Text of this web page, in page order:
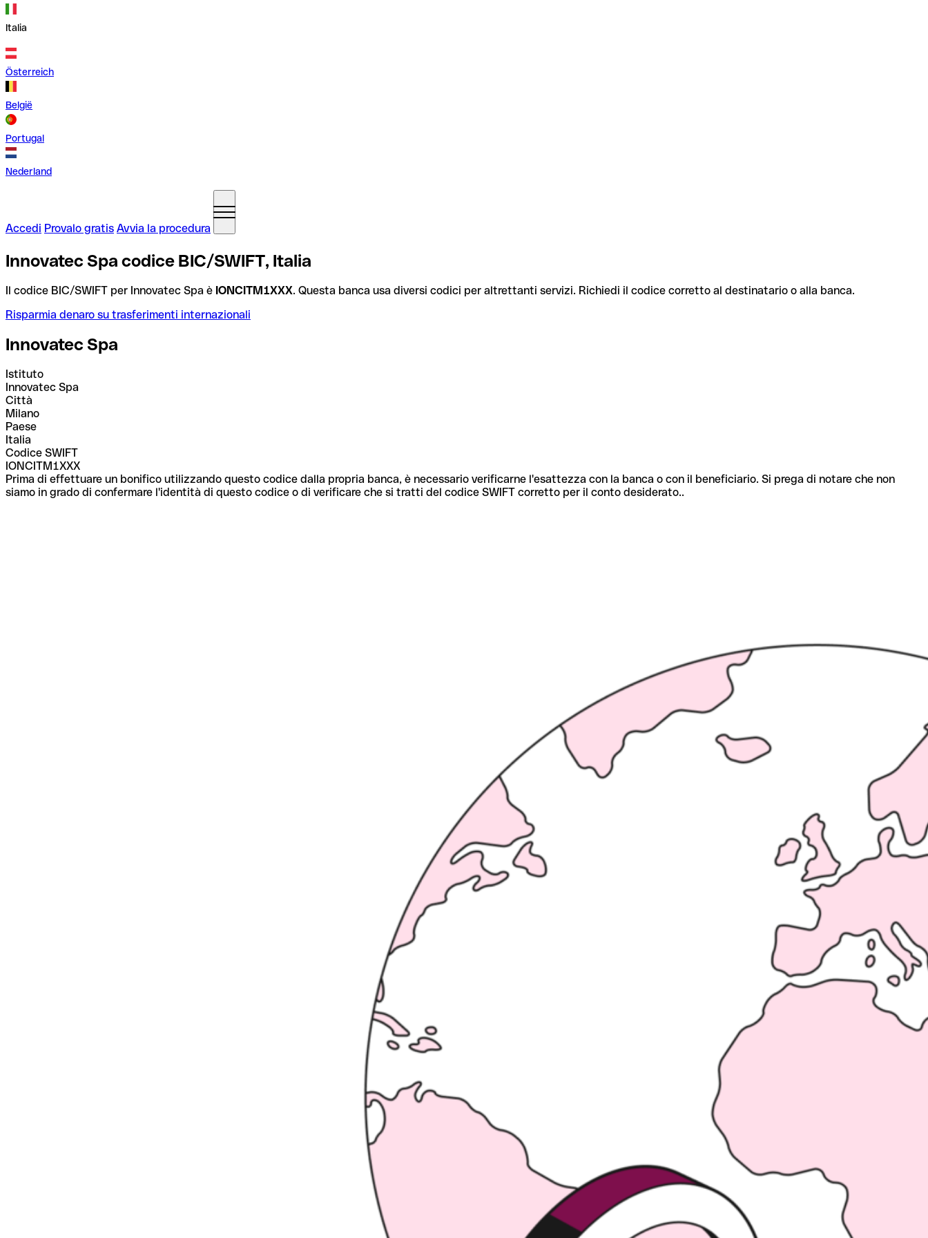
Italia
Österreich
België
Portugal
Nederland
Accedi Provalo gratis Avvia la procedura
Innovatec Spa codice BIC/SWIFT, Italia
Il codice BIC/SWIFT per Innovatec Spa è IONCITM1XXX. Questa banca usa diversi codici per altrettanti servizi. Richiedi il codice corretto al destinatario o alla banca.
Risparmia denaro su trasferimenti internazionali
Innovatec Spa
Istituto
Innovatec Spa
Città
Milano
Paese
Italia
Codice SWIFT
IONCITM1XXX
Prima di effettuare un bonifico utilizzando questo codice dalla propria banca, è necessario verificarne l'esattezza con la banca o con il beneficiario. Si prega di notare che non
siamo in grado di confermare l'identità di questo codice o di verificare che si tratti del codice SWIFT corretto per il conto desiderato..